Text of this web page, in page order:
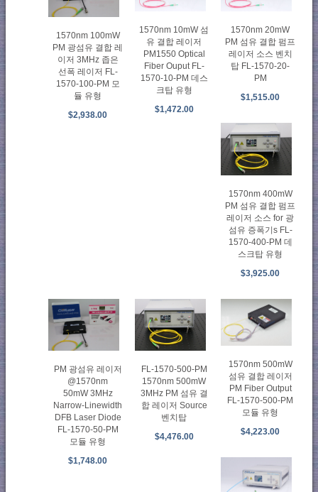
1570nm 100mW
PM 광섬유 결합 레
이저 3MHz 좁은
선폭 레이저 FL-
1570-100-PM 모
듈 유형
$2,938.00
1570nm 10mW 섬
유 결합 레이저
PM1550 Optical
Fiber Ouput FL-
1570-10-PM 데스
크탑 유형
$1,472.00
1570nm 20mW
PM 섬유 결합 펌프
레이저 소스 벤치
탑 FL-1570-20-
PM
$1,515.00
1570nm 400mW
PM 섬유 결합 펌프
레이저 소스 for 광
섬유 증폭기s FL-
1570-400-PM 데
스크탑 유형
$3,925.00
PM 광섬유 레이저
@1570nm
50mW 3MHz
Narrow-Linewidth
DFB Laser Diode
FL-1570-50-PM
모듈 유형
$1,748.00
FL-1570-500-PM
1570nm 500mW
3MHz PM 섬유 결
합 레이저 Source
벤치탑
$4,476.00
1570nm 500mW
섬유 결합 레이저
PM Fiber Output
FL-1570-500-PM
모듈 유형
$4,223.00